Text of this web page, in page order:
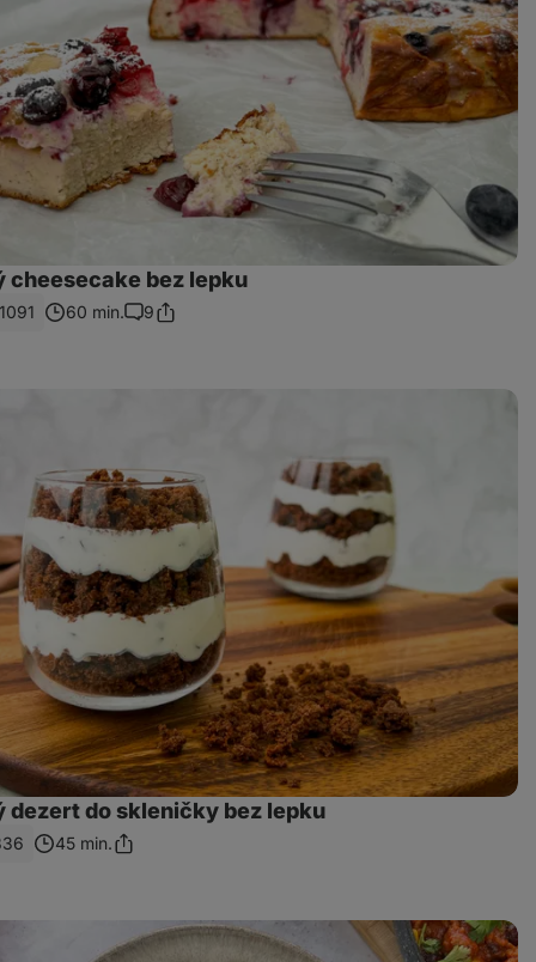
cheesecake bez lepku
1091 60 min.
Komentáře
9Sdílet
dezert do skleničky bez lepku
45 min.Sdílet